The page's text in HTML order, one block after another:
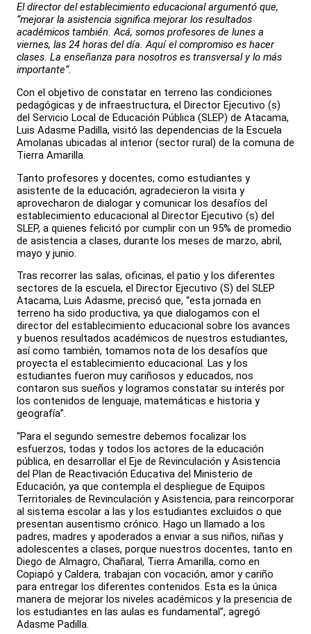
El director del establecimiento educacional argumentó que,
“mejorar la asistencia significa mejorar los resultados
académicos también. Acá, somos profesores de lunes a
viernes, las 24 horas del día. Aquí el compromiso es hacer
clases. La enseñanza para nosotros es transversal y lo más
importante”.
Con el objetivo de constatar en terreno las condiciones
pedagógicas y de infraestructura, el Director Ejecutivo (s)
del Servicio Local de Educación Pública (SLEP) de Atacama,
Luis Adasme Padilla, visitó las dependencias de la Escuela
Amolanas ubicadas al interior (sector rural) de la comuna de
Tierra Amarilla.
Tanto profesores y docentes, como estudiantes y
asistente de la educación, agradecieron la visita y
aprovecharon de dialogar y comunicar los desafíos del
establecimiento educacional al Director Ejecutivo (s) del
SLEP, a quienes felicitó por cumplir con un 95% de promedio
de asistencia a clases, durante los meses de marzo, abril,
mayo y junio.
Tras recorrer las salas, oficinas, el patio y los diferentes
sectores de la escuela, el Director Ejecutivo (S) del SLEP
Atacama, Luis Adasme, precisó que, “esta jornada en
terreno ha sido productiva, ya que dialogamos con el
director del establecimiento educacional sobre los avances
y buenos resultados académicos de nuestros estudiantes,
así como también, tomamos nota de los desafíos que
proyecta el establecimiento educacional. Las y los
estudiantes fueron muy cariñosos y educados, nos
contaron sus sueños y logramos constatar su interés por
los contenidos de lenguaje, matemáticas e historia y
geografía”.
“Para el segundo semestre debemos focalizar los
esfuerzos, todas y todos los actores de la educación
pública, en desarrollar el Eje de Revinculación y Asistencia
del Plan de Reactivación Educativa del Ministerio de
Educación, ya que contempla el despliegue de Equipos
Territoriales de Revinculación y Asistencia, para reincorporar
al sistema escolar a las y los estudiantes excluidos o que
presentan ausentismo crónico. Hago un llamado a los
padres, madres y apoderados a enviar a sus niños, niñas y
adolescentes a clases, porque nuestros docentes, tanto en
Diego de Almagro, Chañaral, Tierra Amarilla, como en
Copiapó y Caldera, trabajan con vocación, amor y cariño
para entregar los diferentes contenidos. Esta es la única
manera de mejorar los niveles académicos y la presencia de
los estudiantes en las aulas es fundamental”, agregó
Adasme Padilla.